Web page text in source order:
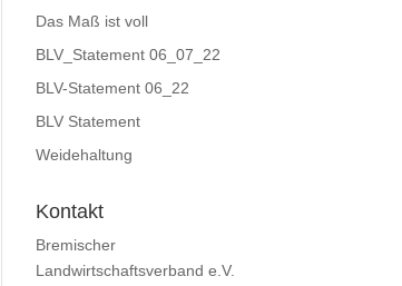
Das Maß ist voll
BLV_Statement 06_07_22
BLV-Statement 06_22
BLV Statement
Weidehaltung
Kontakt
Bremischer
Landwirtschaftsverband e.V.